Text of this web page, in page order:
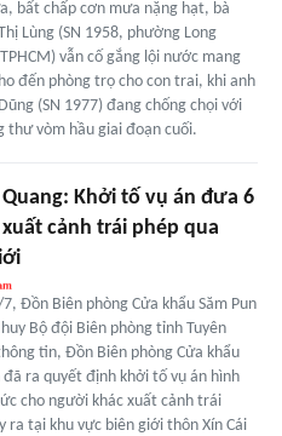
bất chấp cơn mưa nặng hạt, bà
Lùng (SN 1958, phường Long
vẫn cố gắng lội nước mang
đến phòng trọ cho con trai, khi anh
(SN 1977) đang chống chọi với
thư vòm hầu giai đoạn cuối.
Khởi tố vụ án đưa 6
cảnh trái phép qua
Đồn Biên phòng Cửa khẩu Săm Pun
huy Bộ đội Biên phòng tỉnh Tuyên
tin, Đồn Biên phòng Cửa khẩu
đã ra quyết định khởi tố vụ án hình
cho người khác xuất cảnh trái
ra tại khu vực biên giới thôn Xín Cái